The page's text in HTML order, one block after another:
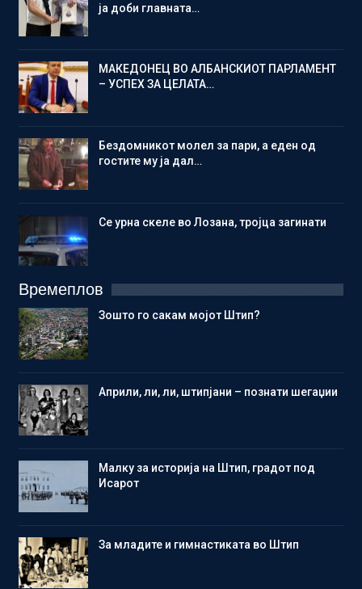
ја доби главната…
МАКЕДОНЕЦ ВО АЛБАНСКИОТ ПАРЛАМЕНТ
– УСПЕХ ЗА ЦЕЛАТА…
Бездомникот молел за пари, а еден од
гостите му ја дал…
Се урна скеле во Лозана, тројца загинати
Времеплов
Зошто го сакам мојот Штип?
Aприли, ли, ли, штипјани – познати шегаџии
Малку за историја на Штип, градот под
Исарот
Зa младите и гимнастиката во Штип